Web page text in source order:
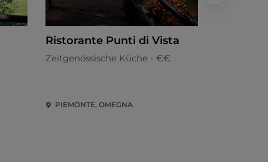
Ristorante Punti di Vista
Zeitgenössische Küche - €€
PIEMONTE, OMEGNA